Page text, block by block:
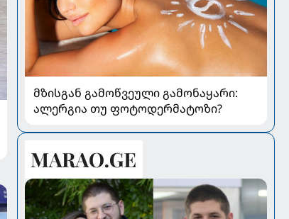
მზისგან გამოწვეული გამონაყარი:
ალერგია თუ ფოტოდერმატოზი?